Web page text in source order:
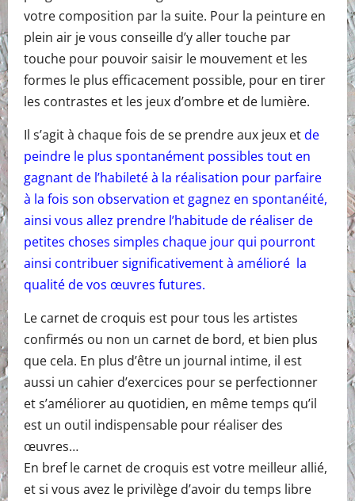
votre composition par la suite. Pour la peinture en
plein air je vous conseille d’y aller touche par
touche pour pouvoir saisir le mouvement et les
formes le plus efficacement possible, pour en tirer
les contrastes et les jeux d’ombre et de lumière.
Il s’agit à chaque fois de se prendre aux jeux etde
peindre le plus spontanément possibles tout en
gagnant de l’habileté à la réalisation pour parfaire
à la fois son observation et gagnez en spontanéité,
ainsi vous allez prendre l’habitude de réaliser de
petites choses simples chaque jour qui pourront
ainsi contribuer significativement à amélioré la
qualité de vos œuvres futures.
Le carnet de croquis est pour tous les artistes
confirmés ou non un carnet de bord, et bien plus
que cela. En plus d’être un journal intime, il est
aussi un cahier d’exercices pour se perfectionner
et s’améliorer au quotidien, en même temps qu’il
est un outil indispensable pour réaliser des
œuvres…
En bref le carnet de croquis est votre meilleur allié,
et si vous avez le privilège d’avoir du temps libre